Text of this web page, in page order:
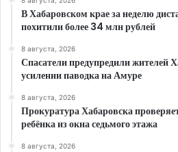
В Хабаровском крае за неделю
похитили более 34 млн рублей
8 августа, 2026
Спасатели предупредили жителей
усилении паводка на Амуре
8 августа, 2026
Прокуратура Хабаровска
ребёнка из окна седьмого этажа
8 августа, 2026